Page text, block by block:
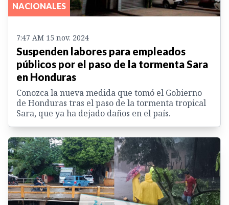
NACIONALES
7:47 AM 15 nov. 2024
Suspenden labores para empleados
públicos por el paso de la tormenta Sara
en Honduras
Conozca la nueva medida que tomó el Gobierno
de Honduras tras el paso de la tormenta tropical
Sara, que ya ha dejado daños en el país.